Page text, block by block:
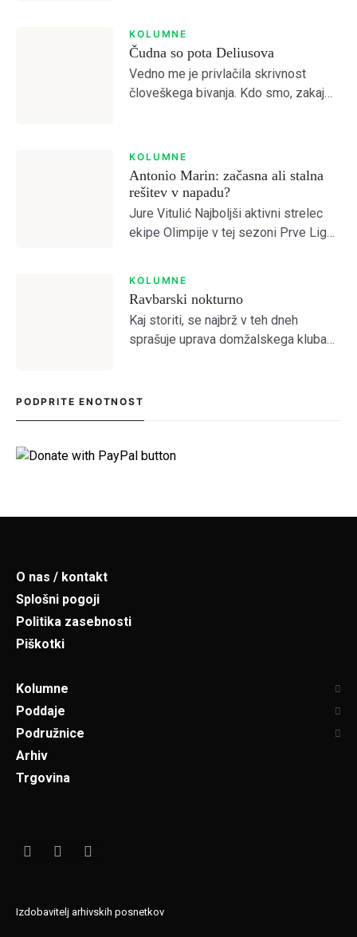
Makedonskega etnografskega
muzeja, ki jih bo moral nekdo plačati.
(Lidija Dimovska) […]
KOLUMNE
Čudna so pota Deliusova
Vedno me je privlačila skrivnost
človeškega bivanja. Kdo smo, zakaj
religioznih in filozofskih šol, da bi
odprl vrata brez vrat. […]
KOLUMNE
Antonio Marin: začasna ali stalna
rešitev v napadu?
Jure Vitulić Najboljši aktivni strelec
ekipe Olimpije v tej sezoni Prve Lige
KOLUMNE
Ravbarski nokturno
Kaj storiti, se najbrž v teh dneh
sprašuje uprava domžalskega kluba
zelo zanima tamkajšnje sicer
PODPRITE ENOTNOST
O nas / kontakt
Splošni pogoji
Politika zasebnosti
Piškotki
Kolumne
Poddaje
Podružnice
Arhiv
Trgovina
Izdobavitelj arhivskih posnetkov
Remember Me
Dobrodošli!
NAPREJ PRESKOČITE